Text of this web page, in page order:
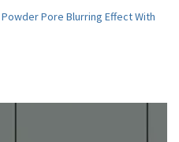
Pore Blurring Effect With